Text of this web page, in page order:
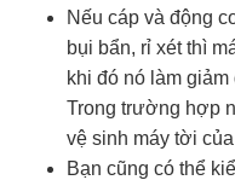
Nếu cáp và động
bụi bẩn, rỉ xét thì
khi đó nó làm
Trong trường hợp
vệ sinh máy tời
Bạn cũng có thể